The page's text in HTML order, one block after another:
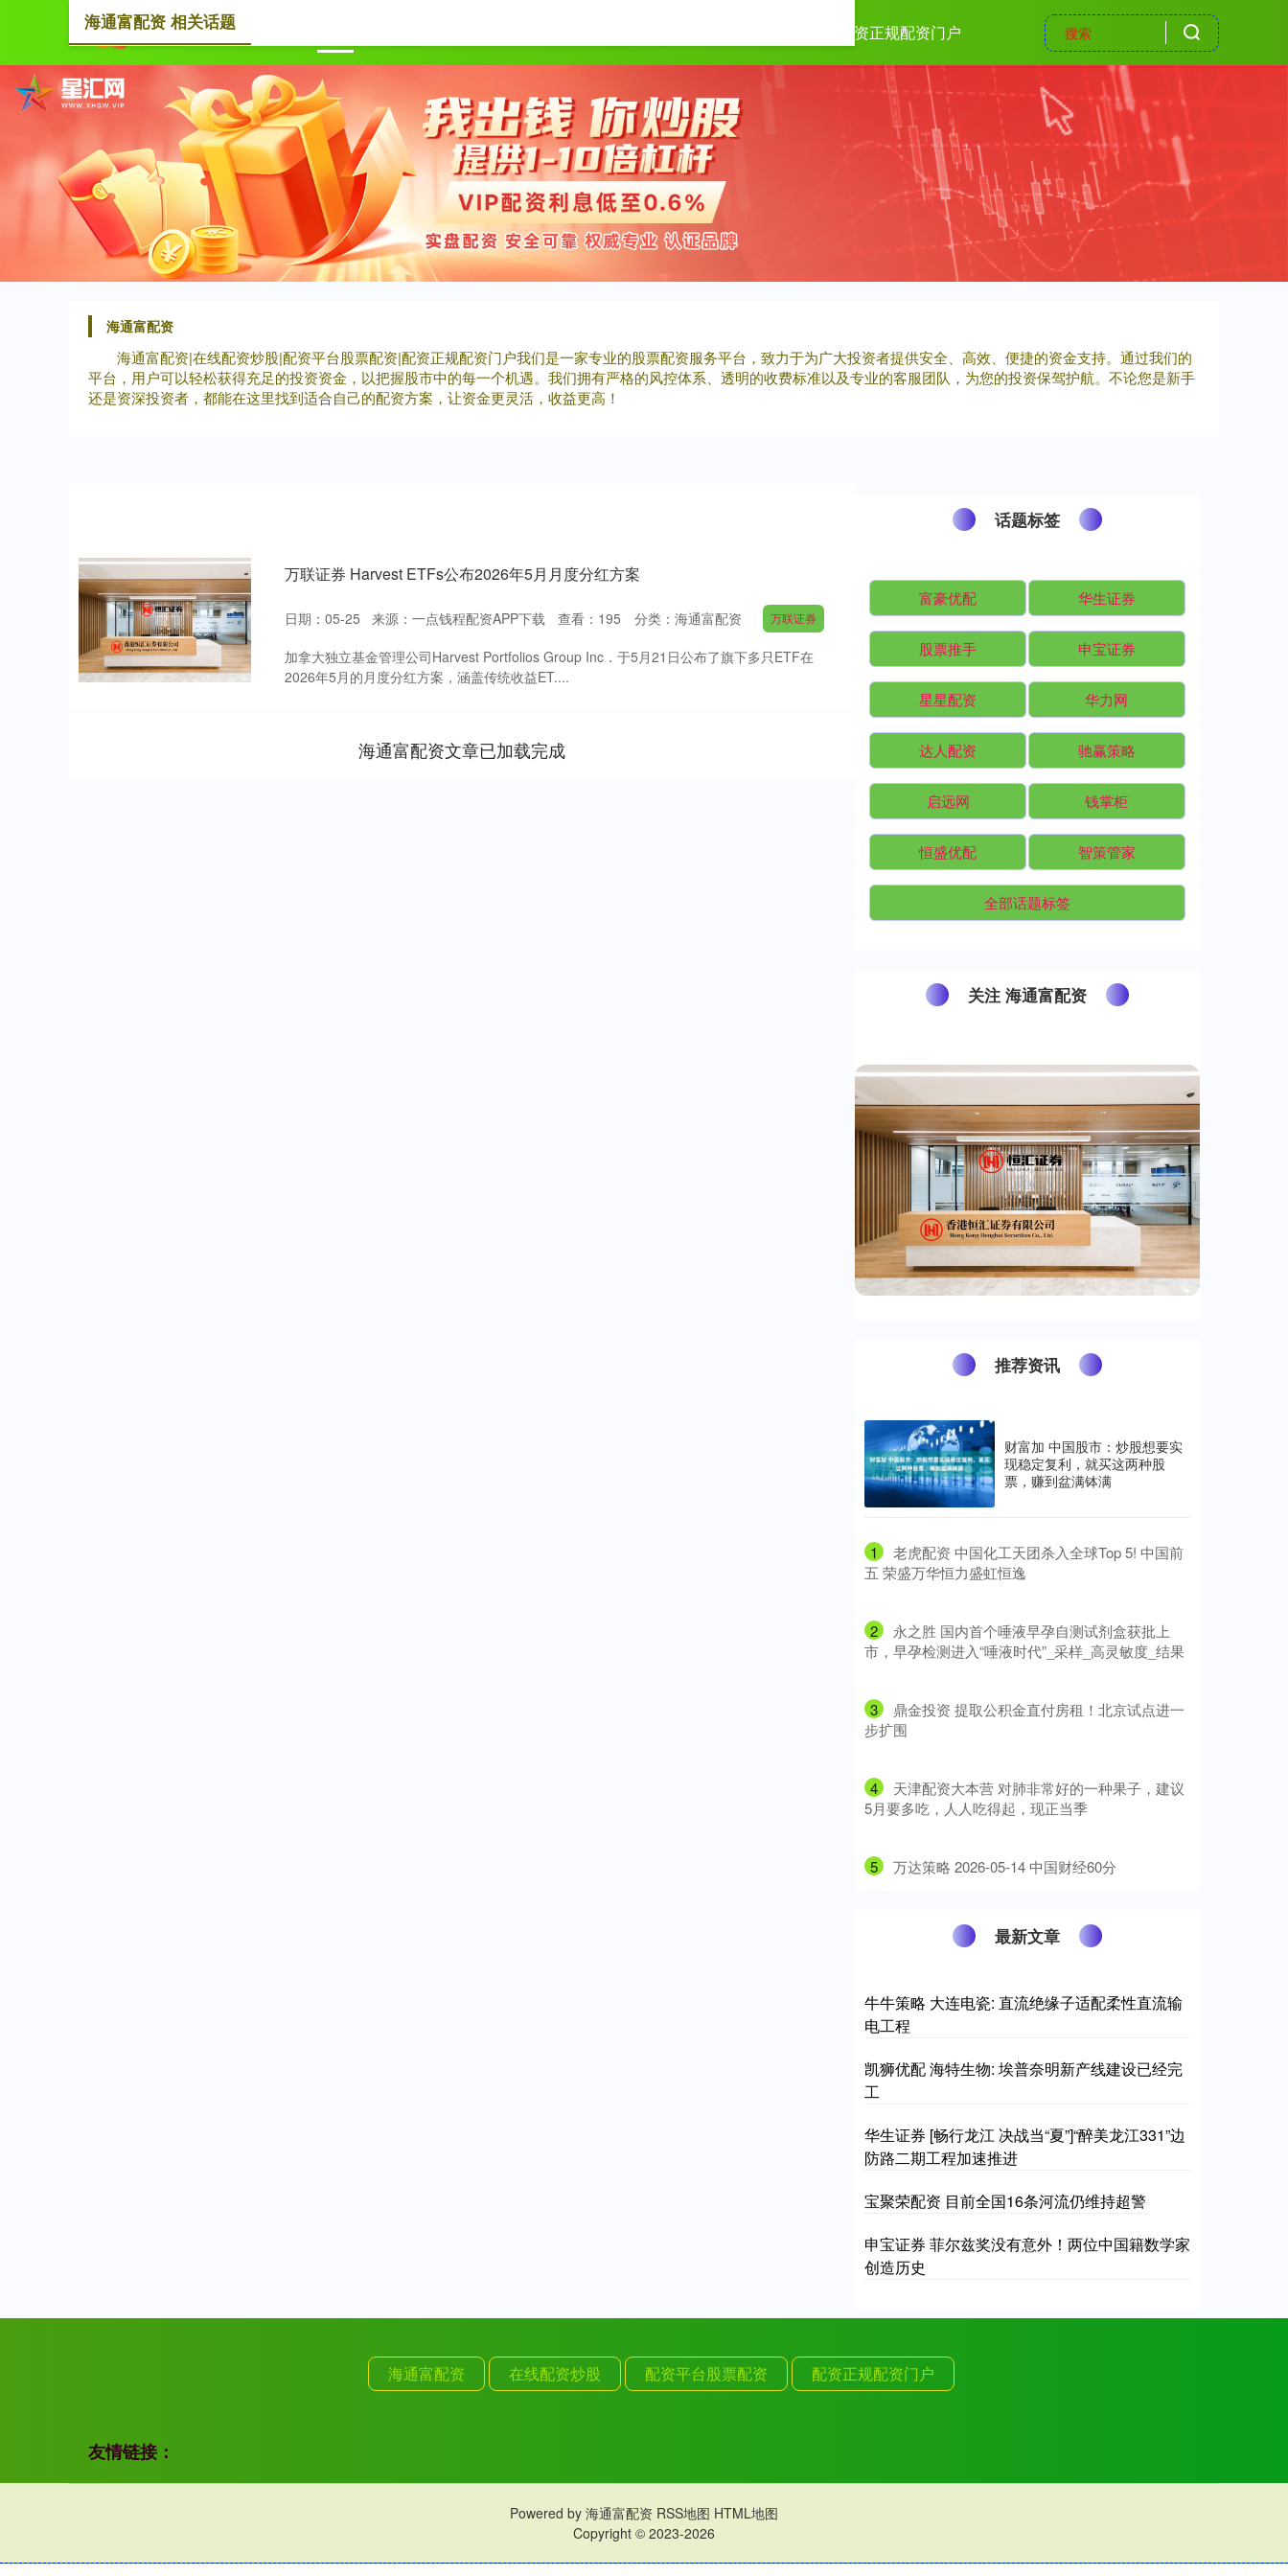
配资正规配资门户
海通富配资
海通富配资|在线配资炒股|配资平台股票配资|配资正规配资门户我们是一家专业的股票配资服务平台，致力于为广大投资者提供安全、高效、便捷的资金支持。通过我们的
平台，用户可以轻松获得充足的投资资金，以把握股市中的每一个机遇。我们拥有严格的风控体系、透明的收费标准以及专业的客服团队，为您的投资保驾护航。不论您是新手
还是资深投资者，都能在这里找到适合自己的配资方案，让资金更灵活，收益更高！
海通富配资 相关话题
万联证券 Harvest ETFs公布2026年5月月度分红方案
日期：05-25 来源：一点钱程配资APP下载 查看： 195 分类： 海通富配资 万联证券
加拿大独立基金管理公司Harvest Portfolios Group Inc．于5月21日公布了旗下多只ETF在
2026年5月的月度分红方案，涵盖传统收益ET....
海通富配资文章已加载完成
话题标签
富豪优配 华生证券
股票推手 申宝证券
星星配资 华力网
达人配资 驰赢策略
启远网 钱掌柜
恒盛优配 智策管家
全部话题标签
关注 海通富配资
推荐资讯
财富加 中国股市：炒股想要实
现稳定复利，就买这两种股
票，赚到盆满钵满
1
​老虎配资 中国化工天团杀入全球Top 5! 中国前
五 荣盛万华恒力盛虹恒逸
2
​永之胜 国内首个唾液早孕自测试剂盒获批上
市，早孕检测进入“唾液时代”_采样_高灵敏度_结果
3
​鼎金投资 提取公积金直付房租！北京试点进一
步扩围
4
​天津配资大本营 对肺非常好的一种果子，建议
5月要多吃，人人吃得起，现正当季
5 ​万达策略 2026-05-14 中国财经60分
最新文章
牛牛策略 大连电瓷: 直流绝缘子适配柔性直流输
电工程
凯狮优配 海特生物: 埃普奈明新产线建设已经完
工
华生证券 [畅行龙江 决战当“夏”]“醉美龙江331”边
防路二期工程加速推进
宝聚荣配资 目前全国16条河流仍维持超警
申宝证券 菲尔兹奖没有意外！两位中国籍数学家
创造历史
海通富配资 在线配资炒股 配资平台股票配资 配资正规配资门户
友情链接：
Powered by 海通富配资 RSS地图 HTML地图
Copyright © 2023-2026